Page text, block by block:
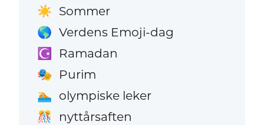
☀️ Sommer
🌎 Verdens Emoji-dag
☪️ Ramadan
🎭 Purim
🏊 olympiske leker
🎊 nyttårsaften